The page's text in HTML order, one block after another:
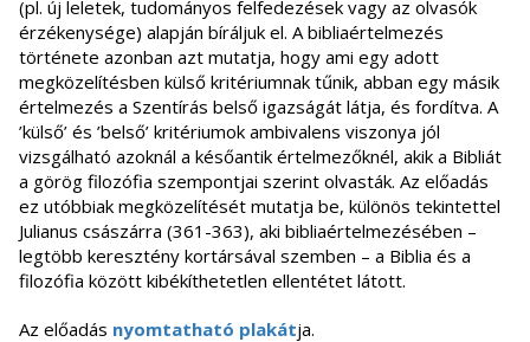
(pl. új leletek, tudományos felfedezések vagy az olvasók
érzékenysége) alapján bíráljuk el. A bibliaértelmezés
története azonban azt mutatja, hogy ami egy adott
megközelítésben külső kritériumnak tűnik, abban egy másik
értelmezés a Szentírás belső igazságát látja, és fordítva. A
’külső’ és ’belső’ kritériumok ambivalens viszonya jól
vizsgálható azoknál a későantik értelmezőknél, akik a Bibliát
a görög filozófia szempontjai szerint olvasták. Az előadás
ez utóbbiak megközelítését mutatja be, különös tekintettel
Julianus császárra (361-363), aki bibliaértelmezésében –
legtöbb keresztény kortársával szemben – a Biblia és a
filozófia között kibékíthetetlen ellentétet látott.
Az előadás nyomtatható plakátja.